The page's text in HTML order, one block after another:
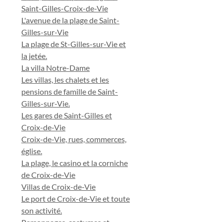
Saint-Gilles-Croix-de-Vie
L'avenue de la plage de Saint-
Gilles-sur-Vie
La plage de St-Gilles-sur-Vie et
la jetée.
La villa Notre-Dame
Les villas, les chalets et les
pensions de famille de Saint-
Gilles-sur-Vie.
Les gares de Saint-Gilles et
Croix-de-Vie
Croix-de-Vie, rues, commerces,
église.
La plage, le casino et la corniche
de Croix-de-Vie
Villas de Croix-de-Vie
Le port de Croix-de-Vie et toute
son activité.